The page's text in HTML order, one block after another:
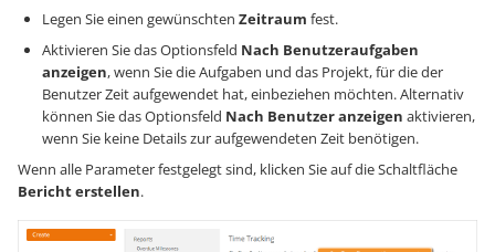
Legen Sie einen gewünschten Zeitraum fest.
Aktivieren Sie das Optionsfeld Nach Benutzeraufgaben
anzeigen, wenn Sie die Aufgaben und das Projekt, für die der
Benutzer Zeit aufgewendet hat, einbeziehen möchten. Alternativ
können Sie das Optionsfeld Nach Benutzer anzeigen aktivieren,
wenn Sie keine Details zur aufgewendeten Zeit benötigen.
Wenn alle Parameter festgelegt sind, klicken Sie auf die Schaltfläche
Bericht erstellen.